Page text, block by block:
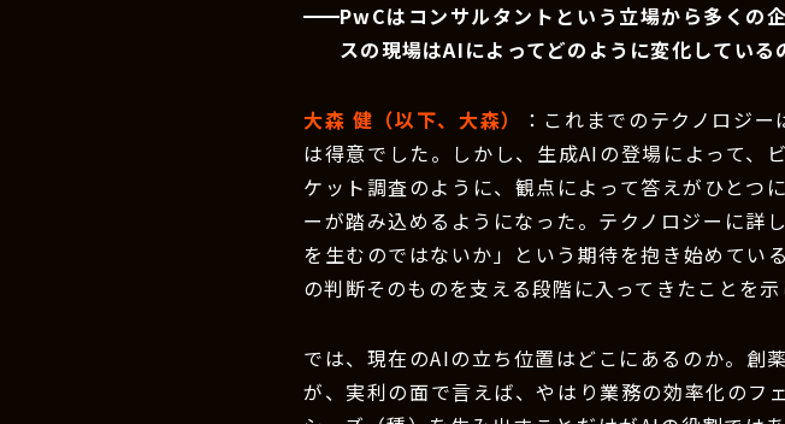
PwCはコンサルタントという立場から多くの
スの現場はAIによってどのように変化している
大森 健（以下、大森）
：これまでのテクノロジ
は得意でした。しかし、生成AIの登場によって、
ケット調査のように、観点によって答えがひとつ
ーが踏み込めるようになった。テクノロジーに詳
を生むのではないか」という期待を抱き始めてい
の判断そのものを支える段階に入ってきたことを
では、現在のAIの立ち位置はどこにあるのか。創
が、実利の面で言えば、やはり業務の効率化のフ